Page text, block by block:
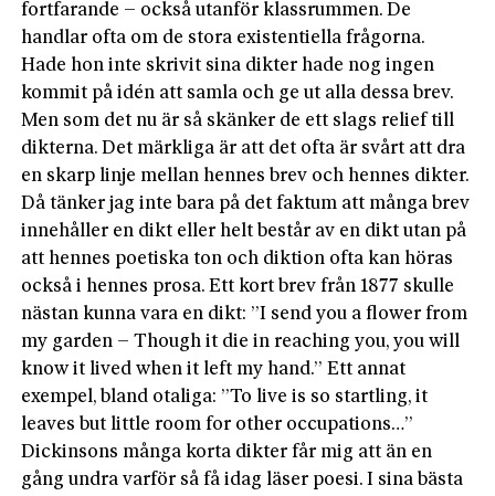
fortfarande – också utanför klassrummen. De
handlar ofta om de stora existentiella frågorna.
Hade hon inte skrivit sina dikter hade nog ingen
kommit på idén att samla och ge ut alla dessa brev.
Men som det nu är så skänker de ett slags relief till
dikterna. Det märkliga är att det ofta är svårt att dra
en skarp linje mellan hennes brev och hennes dikter.
Då tänker jag inte bara på det faktum att många brev
innehåller en dikt eller helt består av en dikt utan på
att hennes poetiska ton och diktion ofta kan höras
också i hennes prosa. Ett kort brev från 1877 skulle
nästan kunna vara en dikt: ”I send you a flower from
my garden – Though it die in reaching you, you will
know it lived when it left my hand.” Ett annat
exempel, bland otaliga: ”To live is so startling, it
leaves but little room for other occupations…”
Dickinsons många korta dikter får mig att än en
gång undra varför så få idag läser poesi. I sina bästa